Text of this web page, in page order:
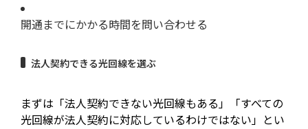
開通までにかかる時間を問い合わせる
法人契約できる光回線を選ぶ
まずは「法人契約できない光回線もある」「すべての
光回線が法人契約に対応しているわけではない」とい